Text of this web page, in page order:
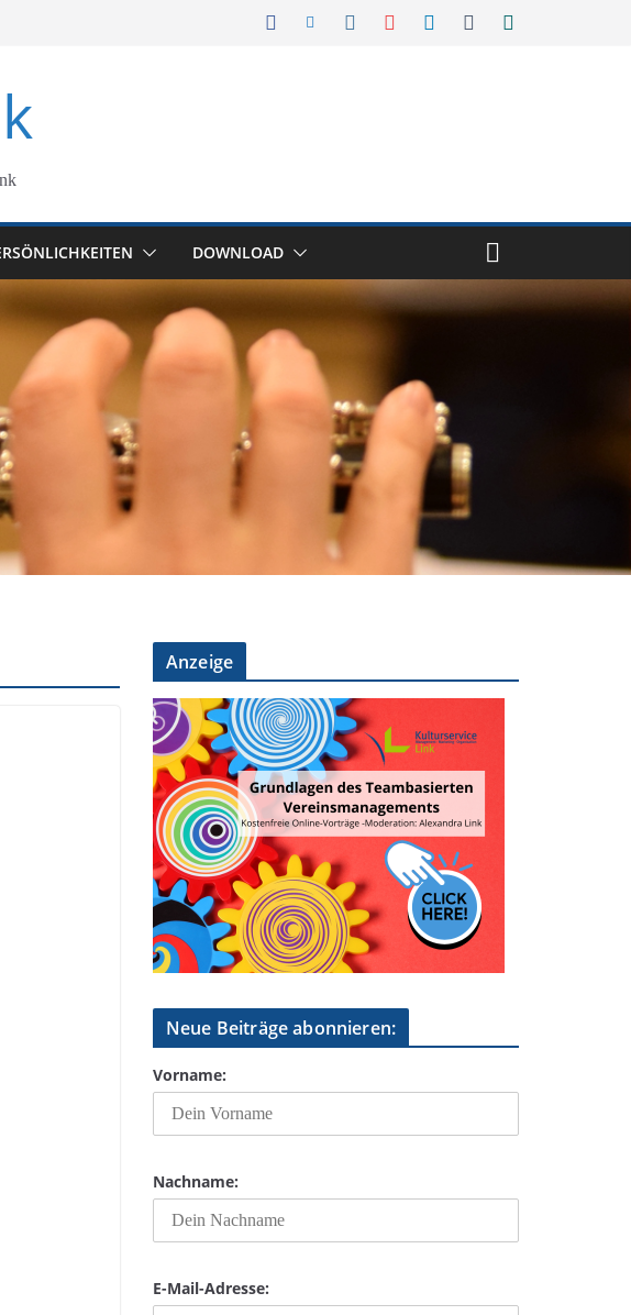
DOWNLOAD
Anzeige
Neue Beiträge abonnieren:
Vorname:
Nachname:
E-Mail-Adresse: